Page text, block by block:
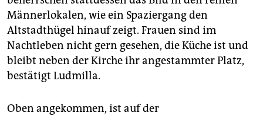
Männerlokalen, wie ein Spaziergang den
Altstadthügel hinauf zeigt. Frauen sind im
Nachtleben nicht gern gesehen, die Küche ist und
bleibt neben der Kirche ihr angestammter Platz,
bestätigt Ludmilla.
Oben angekommen, ist auf der